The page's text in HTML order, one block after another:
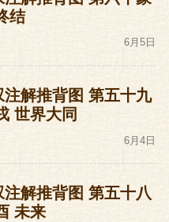
结
6月5日
注解推背图 第五十九
世界大同
6月4日
注解推背图 第五十八
未来